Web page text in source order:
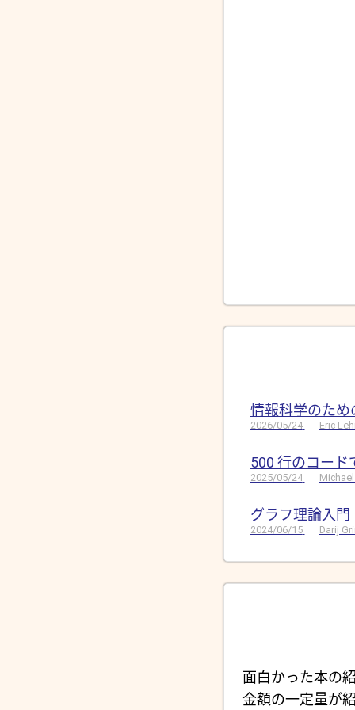
情報科学のため
2026/05/24 Eric
500 行のコード
2025/05/24
グラフ理論入門
2024/06/15 Darij
面白かった本の
金額の一定量が